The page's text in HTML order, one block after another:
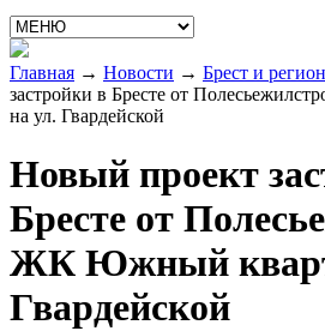
Главная → Новости → Брест и регион
застройки в Бресте от
на ул. Гвардейской
Новый проект
Бресте от
ЖК Южный
Гвардейской